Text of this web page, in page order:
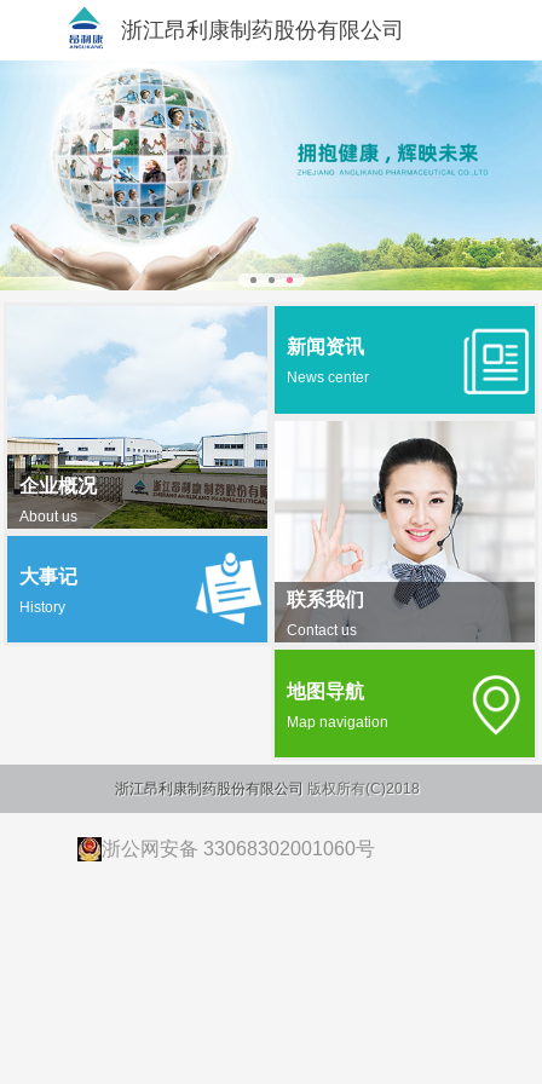
浙江昂利康制药股份有限公司
企业概况
About us
新闻资讯
News center
联系我们
Contact us
大事记
History
地图导航
Map navigation
浙江昂利康制药股份有限公司 版权所有(C)2018
浙公网安备 33068302001060号